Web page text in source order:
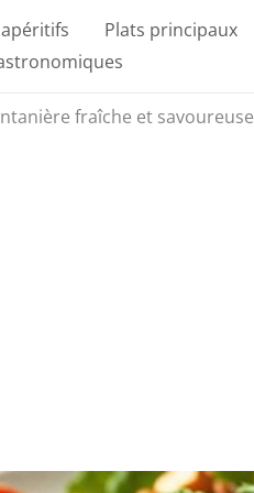
Plats principaux
fraîche et savoureuse